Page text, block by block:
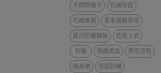
不悶熱褲子
花裙穿搭
花裙推薦
夏季通勤穿搭
夏日防曬褲裝
透氣上衣
防曬
親膚透氣
厚底涼鞋
連身裙
涼感防曬